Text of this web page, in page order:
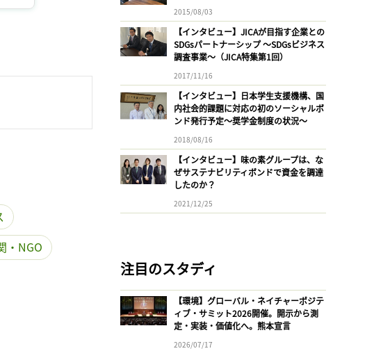
・NGO
2015/08/03
【インタビュー】JICAが目指す企業との
SDGsパートナーシップ 〜SDGsビジネス
調査事業〜（JICA特集第1回）
2017/11/16
【インタビュー】日本学生支援機構、国
内社会的課題に対応の初のソーシャルボ
ンド発行予定〜奨学金制度の状況〜
2018/08/16
【インタビュー】味の素グループは、な
ぜサステナビリティボンドで資金を調達
したのか？
2021/12/25
注目のスタディ
【環境】グローバル・ネイチャーポジテ
ィブ・サミット2026開催。開示から測
定・実装・価値化へ。熊本宣言
2026/07/17